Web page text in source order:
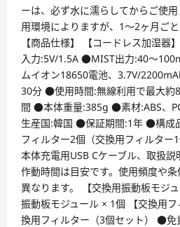
ーは、必ず水に濡らしてからご使
用環境によりますが、1～2ヶ月ごと
【商品仕様】 【コードレス加湿
入力:5V/1.5A ●MIST出力:40～
ムイオン18650電池、3.7V/
30分 ●使用時間:無線利用で最大約
間 ●本体重量:385g ●素材:ABS、
生産国:韓国 ●保証期間:1年 ●構成
フィルター2個（交換用フィルター
本体充電用USB Cケーブル、取扱説
作動時間は目安です。使用頻度や
異なります。 【交換用振動板モジ
振動板モジュール × 1個 【交換用
換用フィルター（3個セット） ●免